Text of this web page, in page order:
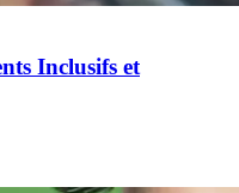
Inclusifs et